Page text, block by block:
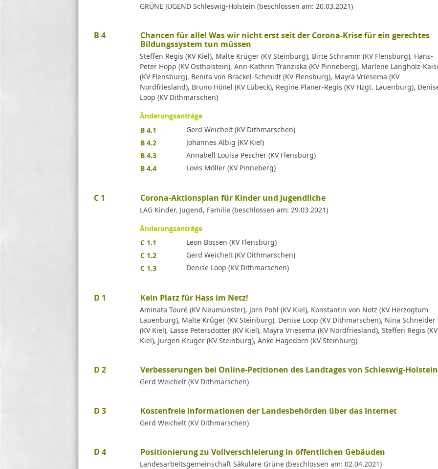
GRÜNE JUGEND Schleswig-Holstein (beschlossen am: 20.03.2021)
B 4
Chancen für alle! Was wir nicht erst seit der Corona-Krise für ein gerechtes
Bildungssystem tun müssen
Steffen Regis (KV Kiel), Malte Krüger (KV Steinburg), Birte Schramm (KV Flensburg), Hans-
Peter Hopp (KV Ostholstein), Ann-Kathrin Tranziska (KV Pinneberg), Marlene Langholz-
(KV Flensburg), Benita von Brackel-Schmidt (KV Flensburg), Mayra Vriesema (KV
Nordfriesland), Bruno Hönel (KV Lübeck), Regine Planer-Regis (KV Hzgt. Lauenburg),
Loop (KV Dithmarschen)
Änderungsanträge
B 4.1
Gerd Weichelt (KV Dithmarschen)
B 4.2
Johannes Albig (KV Kiel)
B 4.3
Annabell Louisa Pescher (KV Flensburg)
B 4.4
Lovis Möller (KV Pinneberg)
C 1 Corona-Aktionsplan für Kinder und Jugendliche
LAG Kinder, Jugend, Familie (beschlossen am: 29.03.2021)
Änderungsanträge
C 1.1
Leon Bossen (KV Flensburg)
C 1.2
Gerd Weichelt (KV Dithmarschen)
C 1.3
Denise Loop (KV Dithmarschen)
D 1 Kein Platz für Hass im Netz!
Aminata Touré (KV Neumünster), Jörn Pohl (KV Kiel), Konstantin von Notz (KV Herzogtum
Lauenburg), Malte Krüger (KV Steinburg), Denise Loop (KV Dithmarschen), Nina Schneider
(KV Kiel), Lasse Petersdotter (KV Kiel), Mayra Vriesema (KV Nordfriesland), Steffen Regis (KV
Kiel), Jürgen Krüger (KV Steinburg), Anke Hagedorn (KV Steinburg)
D 2 Verbesserungen bei Online-Petitionen des Landtages von Schleswig-Holstein
Gerd Weichelt (KV Dithmarschen)
D 3 Kostenfreie Informationen der Landesbehörden über das Internet
Gerd Weichelt (KV Dithmarschen)
D 4 Positionierung zu Vollverschleierung in öffentlichen Gebäuden
Landesarbeitsgemeinschaft Säkulare Grüne (beschlossen am: 02.04.2021)